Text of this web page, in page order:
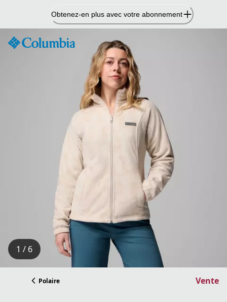
contenu
Obtenez-en plus avec votre abonnement
1 / 6
Polaire Vente